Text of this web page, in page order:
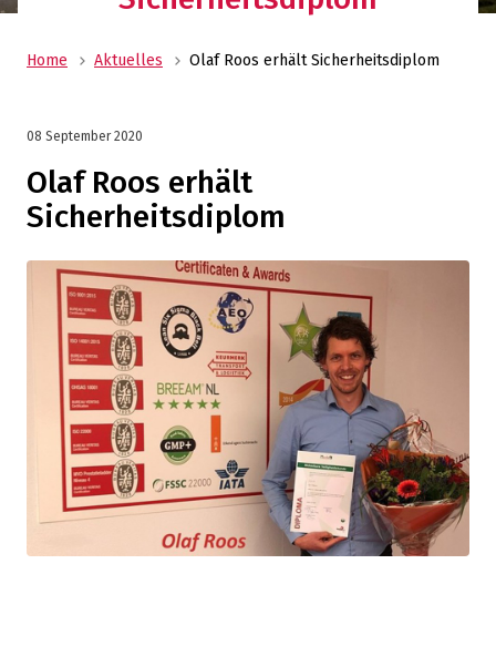
Home Aktuelles Olaf Roos erhält Sicherheitsdiplom
Olaf Roos erhält
Sicherheitsdiplom
08 September 2020